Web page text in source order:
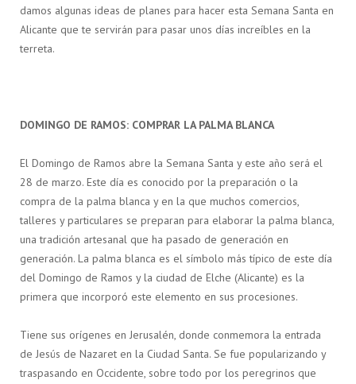
damos algunas ideas de planes para hacer esta Semana Santa en
Alicante que te servirán para pasar unos días increíbles en la
terreta.
DOMINGO DE RAMOS: COMPRAR LA PALMA BLANCA
El Domingo de Ramos abre la Semana Santa y este año será el
28 de marzo. Este día es conocido por la preparación o la
compra de la palma blanca y en la que muchos comercios,
talleres y particulares se preparan para elaborar la palma blanca,
una tradición artesanal que ha pasado de generación en
generación. La palma blanca es el símbolo más típico de este día
del Domingo de Ramos y la ciudad de Elche (Alicante) es la
primera que incorporó este elemento en sus procesiones.
Tiene sus orígenes en Jerusalén, donde conmemora la entrada
de Jesús de Nazaret en la Ciudad Santa. Se fue popularizando y
traspasando en Occidente, sobre todo por los peregrinos que